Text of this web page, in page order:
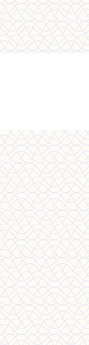
ws-global.ru